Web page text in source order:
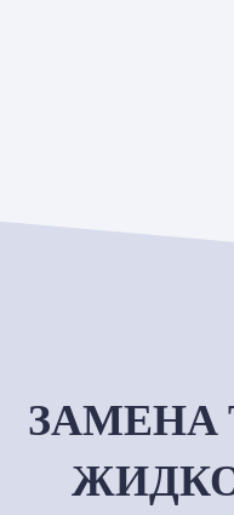
ЗАМЕНА